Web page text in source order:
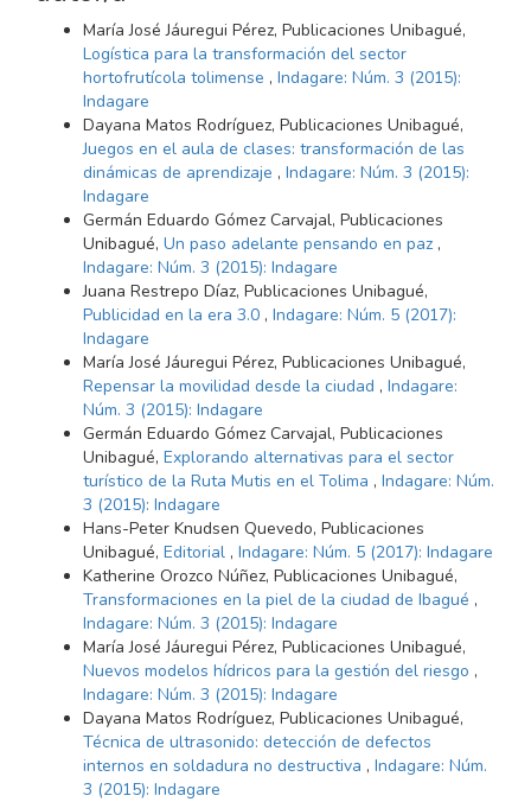
María José Jáuregui Pérez, Publicaciones Unibagué,
Logística para la transformación del sector
hortofrutícola tolimense , Indagare: Núm. 3 (2015):
Indagare
Dayana Matos Rodríguez, Publicaciones Unibagué,
Juegos en el aula de clases: transformación de las
dinámicas de aprendizaje , Indagare: Núm. 3 (2015):
Indagare
Germán Eduardo Gómez Carvajal, Publicaciones
Unibagué, Un paso adelante pensando en paz ,
Indagare: Núm. 3 (2015): Indagare
Juana Restrepo Díaz, Publicaciones Unibagué,
Publicidad en la era 3.0 , Indagare: Núm. 5 (2017):
Indagare
María José Jáuregui Pérez, Publicaciones Unibagué,
Repensar la movilidad desde la ciudad , Indagare:
Núm. 3 (2015): Indagare
Germán Eduardo Gómez Carvajal, Publicaciones
Unibagué, Explorando alternativas para el sector
turístico de la Ruta Mutis en el Tolima , Indagare: Núm.
3 (2015): Indagare
Hans-Peter Knudsen Quevedo, Publicaciones
Unibagué, Editorial , Indagare: Núm. 5 (2017): Indagare
Katherine Orozco Núñez, Publicaciones Unibagué,
Transformaciones en la piel de la ciudad de Ibagué ,
Indagare: Núm. 3 (2015): Indagare
María José Jáuregui Pérez, Publicaciones Unibagué,
Nuevos modelos hídricos para la gestión del riesgo ,
Indagare: Núm. 3 (2015): Indagare
Dayana Matos Rodríguez, Publicaciones Unibagué,
Técnica de ultrasonido: detección de defectos
internos en soldadura no destructiva , Indagare: Núm.
3 (2015): Indagare